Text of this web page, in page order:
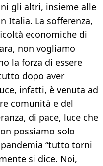
gli altri, insieme alle
Italia. La sofferenza,
economiche di
non vogliamo
la forza di essere
dopo aver
infatti, è venuta ad
comunità e del
di pace, luce che
possiamo solo
“tutto torni
si dice. Noi,